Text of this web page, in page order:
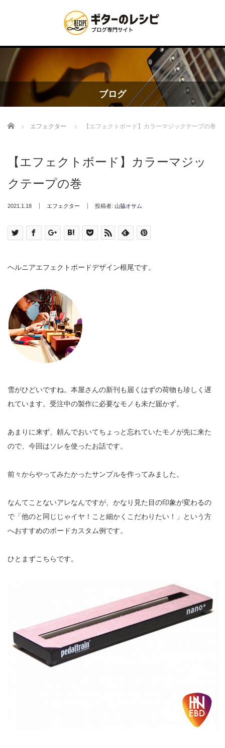
ブログ
Home エフェクター 【エフェクトボード】カラーマジックテープの巻
【エフェクトボード】カラーマジッ
クテープの巻
2021.1.18 エフェクター 投稿者: 山脇オサム
ヘルニアエフェクトボードデザイン根尾です。
雪がひどいですね。本屋さんの新刊も届くはずの荷物も珍しく遅
れています。受注中の製作に必要なモノも未だ届かず。
あまりに来ず、頼んでおいてちょっと忘れていたモノが先に来た
ので、今回はソレを使ったお話です。
前々からやってみたかったサンプルを作ってみました。
なんてことないアレなんですが、かなり見た目の印象が変わるの
で「他のと同じじゃイヤ！こと細かくこだわりたい！」という方
へおすすめのボードカスタム例です。
ひとまずこちらです。